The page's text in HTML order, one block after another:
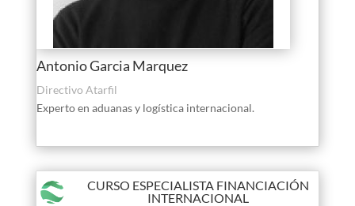
Antonio Garcia Marquez
Directivo Atarfil
Experto en aduanas y logística internacional.
CURSO ESPECIALISTA FINANCIACIÓN
INTERNACIONAL